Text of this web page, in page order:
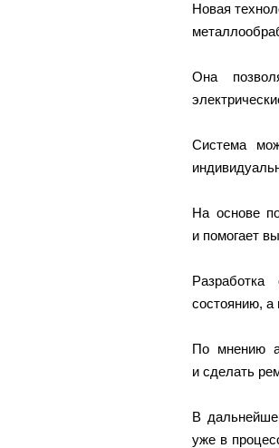
Новая
Она
Система
На основе
и помогает
состоянию, а
По мнению
и сделать
В
уже в